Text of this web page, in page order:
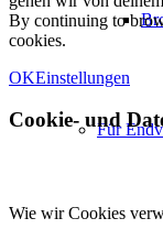
Für
By continuing to
cookies.
OKEinstellungen
Cookie- und
Wie wir Cookies